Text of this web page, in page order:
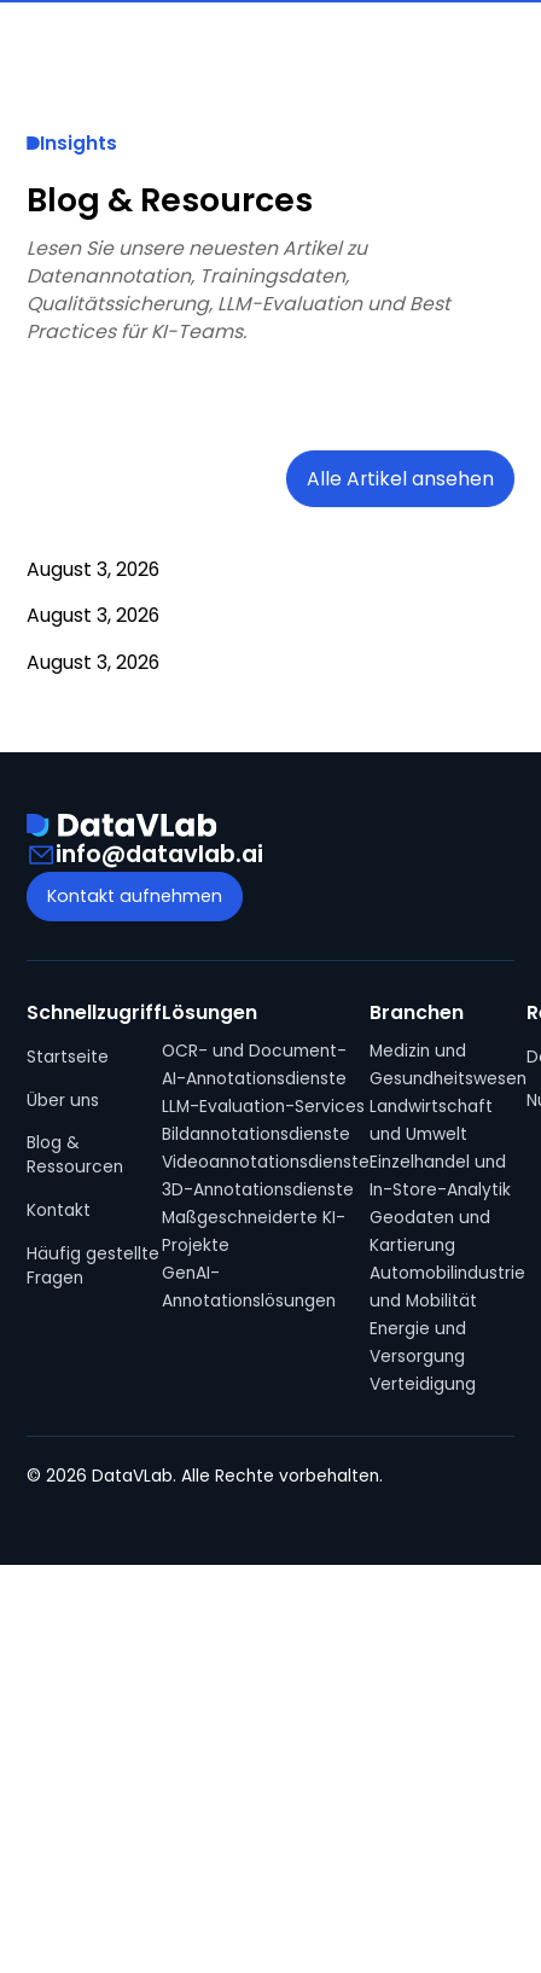
Insights
Blog & Resources
Lesen Sie unsere neuesten Artikel zu
Datenannotation, Trainingsdaten,
Qualitätssicherung, LLM-Evaluation und Best
Practices für KI-Teams.
Alle Artikel ansehen
August 3, 2026
August 3, 2026
August 3, 2026
info@datavlab.ai
Kontakt aufnehmen
Schnellzugriff
Startseite
Über uns
Blog &
Ressourcen
Kontakt
Häufig gestellte
Fragen
Lösungen
OCR- und Document-
AI-Annotationsdienste
LLM-Evaluation-Services
Bildannotationsdienste
Videoannotationsdienste
3D-Annotationsdienste
Maßgeschneiderte KI-
Projekte
GenAI-
Annotationslösungen
Branchen
Medizin und
Gesundheitswesen
Landwirtschaft
und Umwelt
Einzelhandel und
In-Store-Analytik
Geodaten und
Kartierung
Automobilindustrie
und Mobilität
Energie und
Versorgung
Verteidigung
© 2026 DataVLab. Alle Rechte vorbehalten.